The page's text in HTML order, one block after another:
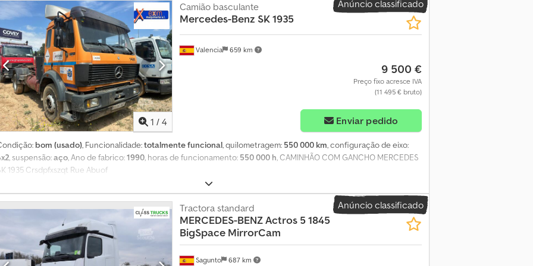
8
9
5
0
Anúncio classificado
1 / 4
Valencia 659 km
Camião basculante
Mercedes-Benz SK 1935
9 500 €
Preço fixo acresce IVA
(11 495 € bruto)
Enviar pedido
bom (usado), Funcionalidade:totalmente funcional, quilometragem: 550 000 km, configuração de eixo:
, suspensão:aço, Ano de fabrico:1990, horas de funcionamento: 550 000 h, CAMINHÃO COM GANCHO MERCEDES
1935 Crsdpfxszqt Rue Abuof
Anúncio classificado
Sagunto 687 km
Tractora standard
MERCEDES-BENZActros 5 1845
BigSpace MirrorCam